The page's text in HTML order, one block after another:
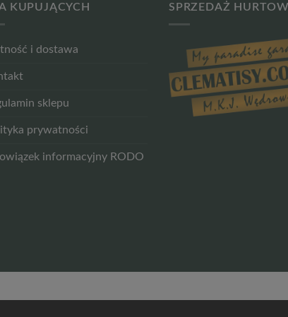
KUPUJĄCYCH
i dostawa
sklepu
prywatności
informacyjny RODO
SPRZEDAŻ